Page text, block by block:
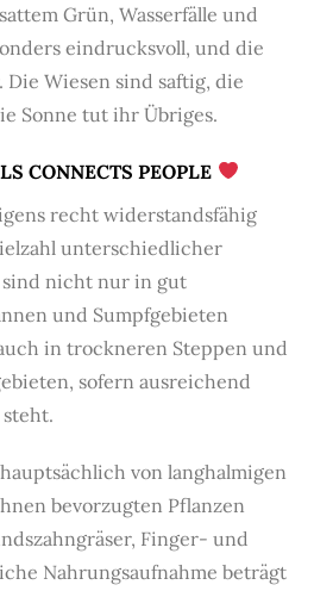
Grün, Wasserfälle und
eindrucksvoll, und die
Wiesen sind saftig, die
Sonne tut ihr Übriges.
CONNECTS PEOPLE
recht widerstandsfähig
unterschiedlicher
sind nicht nur in gut
und Sumpfgebieten
in trockneren Steppen und
sofern ausreichend
von langhalmigen
bevorzugten Pflanzen
Finger- und
Nahrungsaufnahme beträgt